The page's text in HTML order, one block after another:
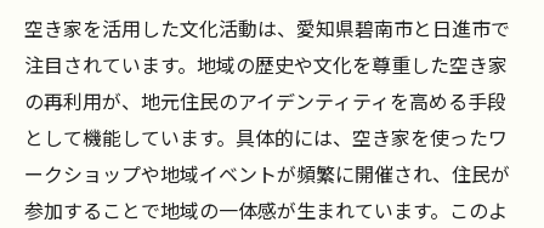
空き家を活用した文化活動は、愛知県碧南市と日進市で
注目されています。地域の歴史や文化を尊重した空き家
の再利用が、地元住民のアイデンティティを高める手段
として機能しています。具体的には、空き家を使ったワ
ークショップや地域イベントが頻繁に開催され、住民が
参加することで地域の一体感が生まれています。このよ